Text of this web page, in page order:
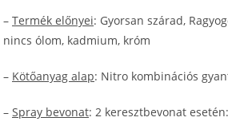
– Termék előnyei: Gyorsan szárad,
nincs ólom, kadmium, króm
– Kötőanyag alap: Nitro kombinációs
– Spray bevonat: 2 keresztbevonat